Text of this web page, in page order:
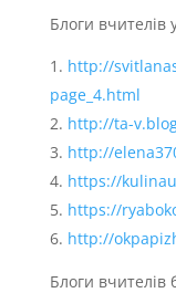
Блоги вчителів
http://
page_4.html
http://ta-
http://
https://
https://
http://
Блоги вчителів